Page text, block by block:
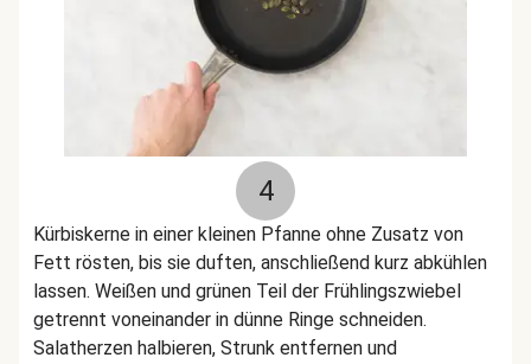
4
Kürbiskerne in einer kleinen Pfanne ohne Zusatz von
Fett rösten, bis sie duften, anschließend kurz abkühlen
lassen. Weißen und grünen Teil der Frühlingszwiebel
getrennt voneinander in dünne Ringe schneiden.
Salatherzen halbieren, Strunk entfernen und